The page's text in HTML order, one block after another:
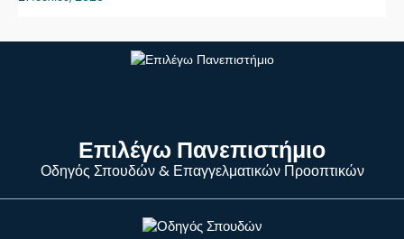
Επιλέγω Πανεπιστήμιο
Οδηγός Σπουδών & Επαγγελματικών Προοπτικών